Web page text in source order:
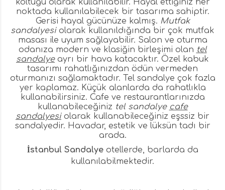
noktada kullanılabilecek bir tasarıma sahiptir.
Gerisi hayal gücünüze kalmış. Mutfak
sandalyesiolarak kullanıldığında bir çok mutfak
masası ile uyum sağlayabilir. Salon ve oturma
odanıza modern ve klasiğin birleşimi olan tel
sandalyeayrı bir hava katacaktır. Özel kabuk
tasarımı rahatlığınızdan ödün vermeden
oturmanızı sağlamaktadır. Tel sandalye çok fazla
yer kaplamaz. Küçük alanlarda da rahatlıkla
kullanabilirsiniz. Cafe ve restaurantlarınızda
kullanabileceğiniz tel sandalye cafe
sandalyesiolarak kullanabileceğiniz eşssiz bir
sandalyedir. Havadar, estetik ve lüksün tadı bir
arada.
İstanbul Sandalye otellerde, barlarda da
kullanılabilmektedir.